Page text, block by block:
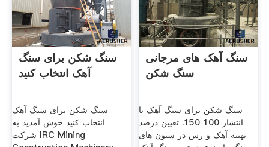
سنگ شکن برای سنگ
آهک انتخاب کنید
سنگ شکن برای سنگ آهک
انتخاب کنید خوش آمدید به
شركت IRC Mining
سنگ آهک های مرجانی
سنگ شکن
سنگ شکن برای سنگ آهک با
انتشار 100 150. تعیین درصد
بهینه آهک و رس در ستون های